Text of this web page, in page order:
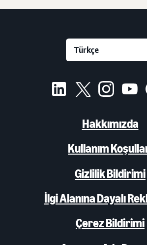
Hakkımızda
Kullanım
Gizlilik Bildirimi
İlgi Alanına Dayalı
Çerez Bildirimi